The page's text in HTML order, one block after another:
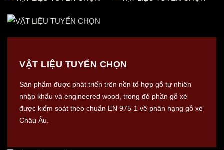
VẬT LIỆU TUYỂN CHỌN
Sản phẩm được phát triển trên nền tổ hợp gỗ tự nhiên
nhập khẩu và engineered wood, trong đó phần gỗ xẻ
được kiểm soát theo chuẩn EN 975-1 về phân hạng gỗ xẻ
Châu Âu.